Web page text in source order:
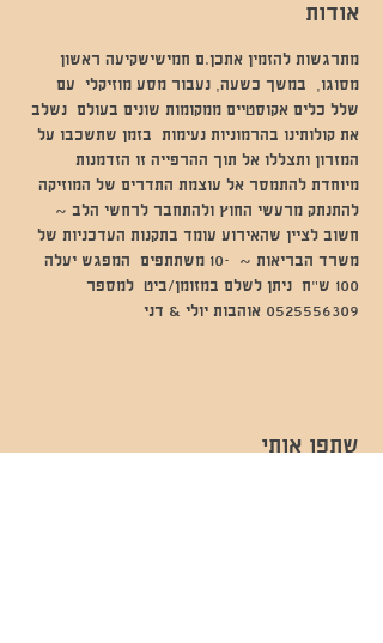
אודות
מתרגשות להזמין אתכן.ם חמישישקיעה ראשון
מסוגו,  במשך כשעה, נעבור מסע מוזיקלי  עם
שלל כלים אקוסטיים ממקומות שונים בעולם  נשלב
את קולותינו בהרמוניות נעימות  בזמן שתשכבו על
המזרון ותצללו אל תוך ההרפייה זו הזדמנות
מיוחדת להתמסר אל עוצמת התדרים של המוזיקה
להתנתק מרעשי החוץ ולהתחבר לרחשי הלב ~
חשוב לציין שהאירוע עומד בתקנות העדכניות של
משרד הבריאות ~  -10 משתתפים  המפגש יעלה
100 ש״ח  ניתן לשלם במזומן/ביט  למספר
0525556309 אוהבות יולי & דני
שתפו אותי